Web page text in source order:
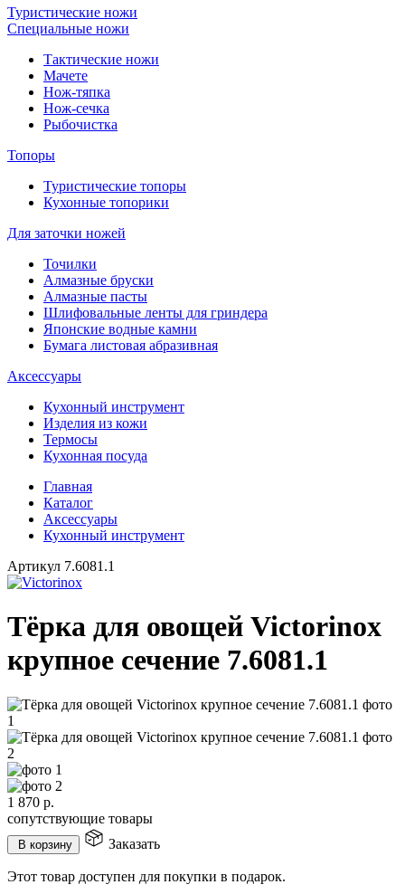
Туристические ножи
Специальные ножи
Тактические ножи
Мачете
Нож-тяпка
Нож-сечка
Рыбочистка
Топоры
Туристические топоры
Кухонные топорики
Для заточки ножей
Точилки
Алмазные бруски
Алмазные пасты
Шлифовальные ленты для гриндера
Японские водные камни
Бумага листовая абразивная
Аксессуары
Кухонный инструмент
Изделия из кожи
Термосы
Кухонная посуда
Главная
Каталог
Аксессуары
Кухонный инструмент
Артикул 7.6081.1
Тёрка для овощей Victorinox
крупное сечение 7.6081.1
1 870 р.
сопутствующие товары
В корзину Заказать
Этот товар доступен для покупки в подарок.